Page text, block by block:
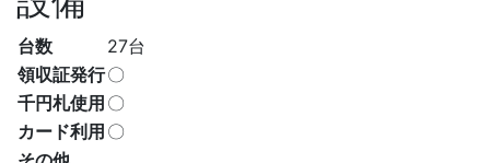
台数
27台
領収証発行〇
千円札使用 〇
カード利用 〇